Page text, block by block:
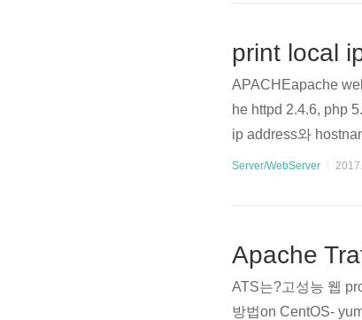
print local
APACHEapache
he httpd 2.4.6, php
ip address와
되면 httpd/conf.d/
Server/WebServer
Apache
ATS는?고성능 웹
방법on CentOS-